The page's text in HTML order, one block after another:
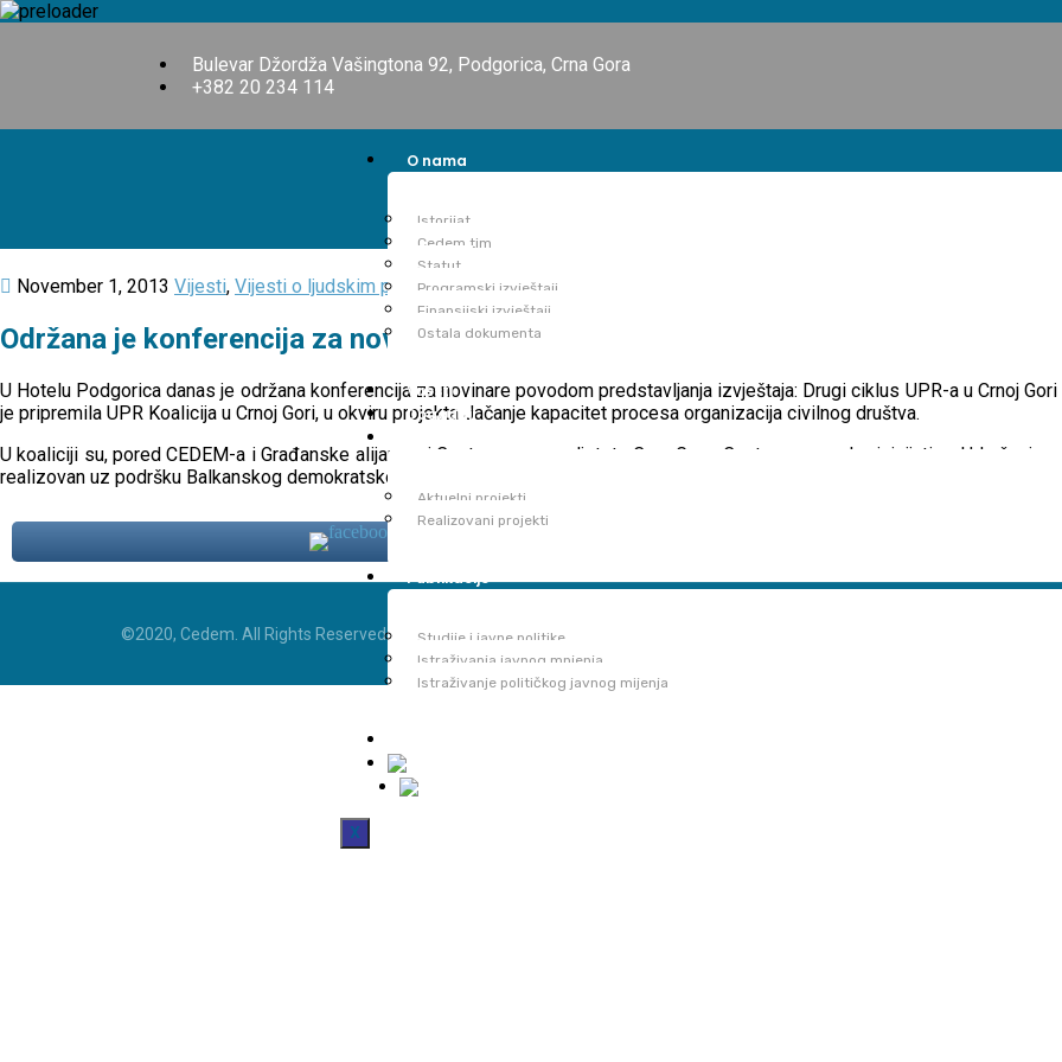
Bulevar Džordža Vašingtona 92, Podgorica, Crna Gora
+382 20 234 114
O nama
Istorijat
Cedem tim
Statut
Programski izvještaji
Finansijski izvještaji
Ostala dokumenta
Vijesti
Događaji
Aktuelni projekti
Realizovani projekti
Publikacije
Studije i javne politike
Istraživanja javnog mnjenja
Istraživanje političkog javnog mijenja
X
November 1, 2013 Vijesti, Vijesti o ljudskim pravima
Održana je konferencija za novinare povodom predstavljanja Izvještaja UPR
U Hotelu Podgorica danas je održana konferencija za novinare povodom predstavljanja izvještaja: Drugi ciklus UPR-a u Crnoj
je pripremila UPR Koalicija u Crnoj Gori, u okviru projekta Jačanje kapacitet procesa organizacija civilnog društva.
U koaliciji su, pored CEDEM-a i Građanske alijanse, i Centar za prava djeteta Crne Gore, Centar za romske inicijative, Udruženje
realizovan uz podršku Balkanskog demokratskog fonda.
©2020, Cedem. All Rights Reserved